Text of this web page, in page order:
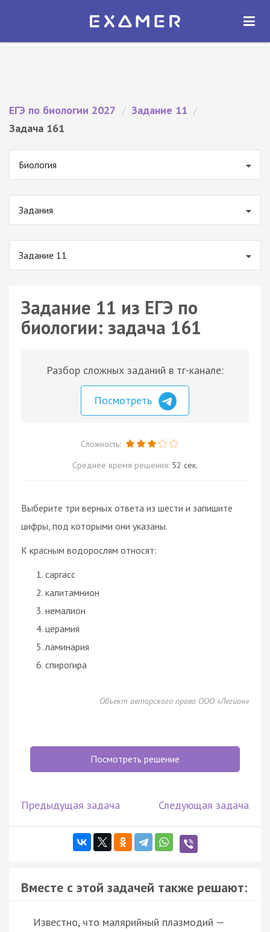
Экзамер — ЕГЭ 2027
ОТКРЫТЬ
ЕГЭ по биологии 2027 / Задание 11 /
Задача 161
Биология
Задания
Задание 11
Задание 11 из ЕГЭ по
биологии: задача 161
Разбор сложных заданий в тг-канале:
Посмотреть
Сложность:
Среднее время решения: 52 сек.
Выберите три верных ответа из шести и запишите
цифры, под которыми они указаны.
К красным водорослям относят:
саргасс
калитамнион
немалион
церамия
ламинария
спирогира
Объект авторского права ООО «Легион»
Посмотреть решение
Предыдущая задача Следующая задача
Вместе с этой задачей также решают:
Известно, что малярийный плазмодий —